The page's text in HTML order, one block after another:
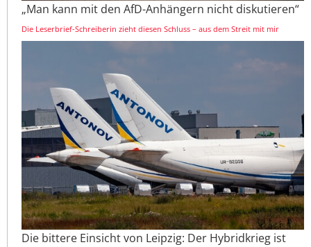
„Man kann mit den AfD-Anhängern nicht diskutieren“
Die Leserbrief-Schreiberin zieht diesen Schluss – aus dem Streit mit mir
Die bittere Einsicht von Leipzig: Der Hybridkrieg ist